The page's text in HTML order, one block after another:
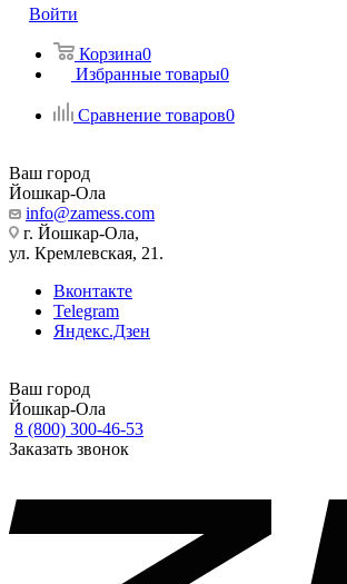
Войти
Корзина0
Избранные товары0
Сравнение товаров0
Ваш город
Йошкар-Ола
info@zamess.com
г. Йошкар-Ола,
ул. Кремлевская, 21.
Вконтакте
Telegram
Яндекс.Дзен
Ваш город
Йошкар-Ола
8 (800) 300-46-53
Заказать звонок